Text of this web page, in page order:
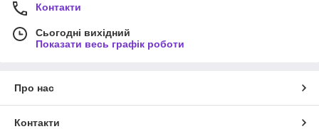
Контакти
Сьогодні вихідний
Показати весь графік роботи
Про нас
Контакти